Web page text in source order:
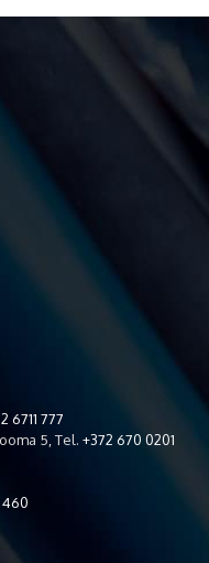
6711 777
5, Tel. +372 670 0201
460